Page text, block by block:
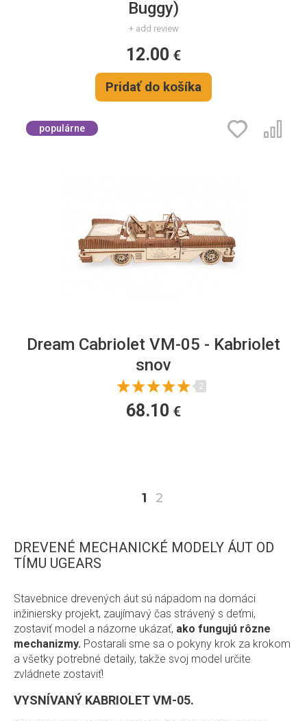
Buggy)
+ add review
12.00 €
Pridať do košíka
populárne
Dream Cabriolet VM-05 - Kabriolet
snov
2
68.10 €
1 2
DREVENÉ MECHANICKÉ MODELY ÁUT OD
TÍMU UGEARS
Stavebnice drevených áut sú nápadom na domáci
inžiniersky projekt, zaujímavý čas strávený s deťmi,
zostaviť model a názorne ukázať, ako fungujú rôzne
mechanizmy. Postarali sme sa o pokyny krok za krokom
a všetky potrebné detaily, takže svoj model určite
zvládnete zostaviť!
VYSNÍVANÝ KABRIOLET VM-05.